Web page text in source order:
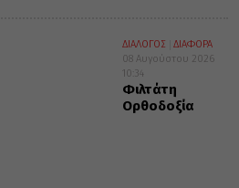
ΔΙΑΛΟΓΟΣ
ΔΙΑΦΟΡΑ
08 Αυγούστου 2026
10:34
Φιλτάτη
Ορθοδοξία